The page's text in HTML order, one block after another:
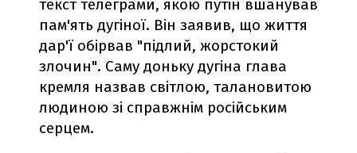
текст телеграми, якою путін вшанував
пам'ять дугіної. Він заявив, що життя
дар'ї обірвав "підлий, жорстокий
злочин". Саму доньку дугіна глава
кремля назвав світлою, талановитою
людиною зі справжнім російським
серцем.